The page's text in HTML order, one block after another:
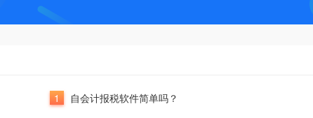
1 自会计报税软件简单吗？